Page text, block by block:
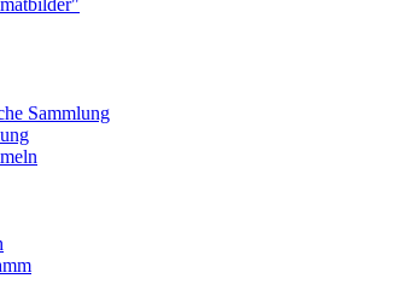
Sammlung